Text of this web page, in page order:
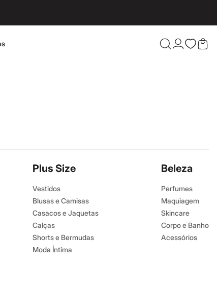
Confira
Plus Size
Vestidos
Blusas e Camisas
Casacos e Jaquetas
Calças
Shorts e Bermudas
Moda Íntima
Beleza
Perfumes
Maquiagem
Skincare
Corpo e Banho
Acessórios